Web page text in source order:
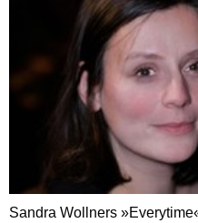
Sandra Wollners